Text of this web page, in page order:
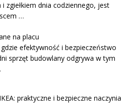
i zgiełkiem dnia codziennego, jest
…
na placu
efektywność i bezpieczeństwo
sprzęt budowlany odgrywa w tym
praktyczne i bezpieczne naczynia